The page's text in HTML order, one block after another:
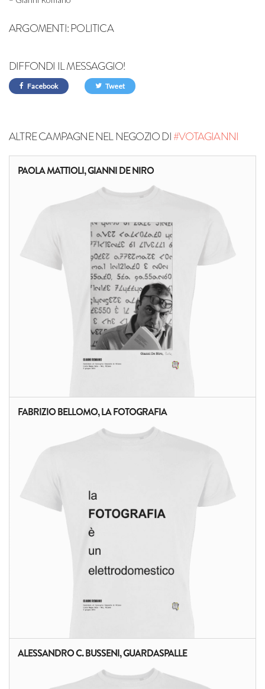
ARGOMENTI:POLITICA
DIFFONDI IL MESSAGGIO!
Facebook Tweet
ALTRE CAMPAGNE NEL NEGOZIO DI#VOTAGIANNI
PAOLA MATTIOLI, GIANNI DE NIRO
FABRIZIO BELLOMO, LA FOTOGRAFIA
ALESSANDRO C. BUSSENI, GUARDASPALLE